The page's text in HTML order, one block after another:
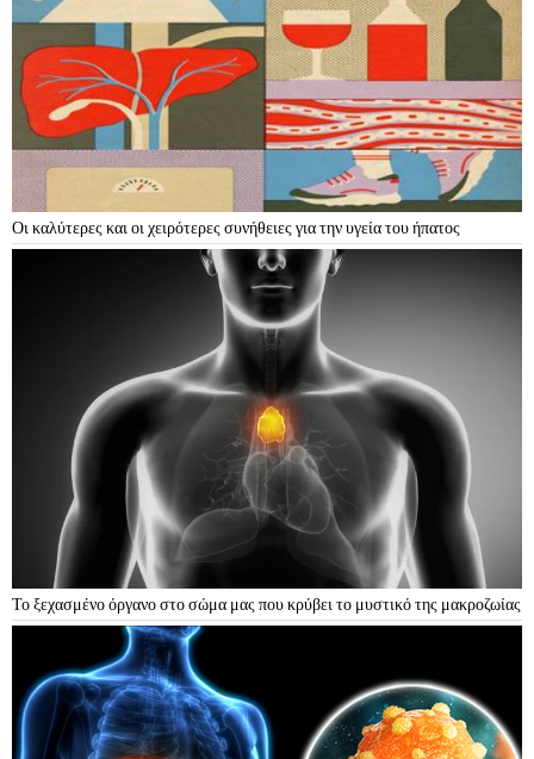
Οι καλύτερες και οι χειρότερες συνήθειες για την υγεία του ήπατος
Το ξεχασμένο όργανο στο σώμα μας που κρύβει το μυστικό της μακροζωίας